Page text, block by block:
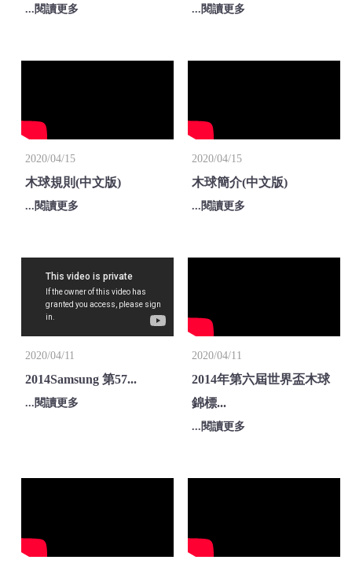
...閱讀更多 ...閱讀更多
2020/04/15
木球規則(中文版)
...閱讀更多
2020/04/15
木球簡介(中文版)
...閱讀更多
2020/04/11
2014Samsung 第57...
...閱讀更多
2020/04/11
2014年第六屆世界盃木球
錦標...
...閱讀更多